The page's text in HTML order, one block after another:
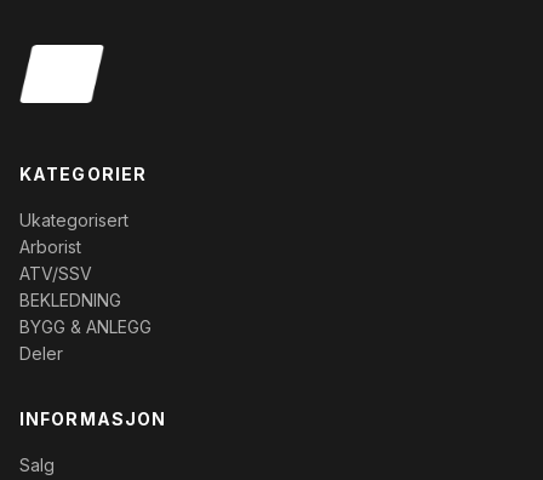
KATEGORIER
Ukategorisert
Arborist
ATV/SSV
BEKLEDNING
BYGG & ANLEGG
Deler
INFORMASJON
Salg